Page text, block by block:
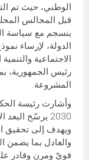
الوطني، حيث تم
قبل المجالس
ينسجم مع سياسة
الدولة، لإرساء
الاجتماعية
رئيس الجمهورية،
المشروعة.
2030 يرسّخ
ويهدف إلى تحقيق
والعادل بما يضمن
قويّ ومرن وقادر